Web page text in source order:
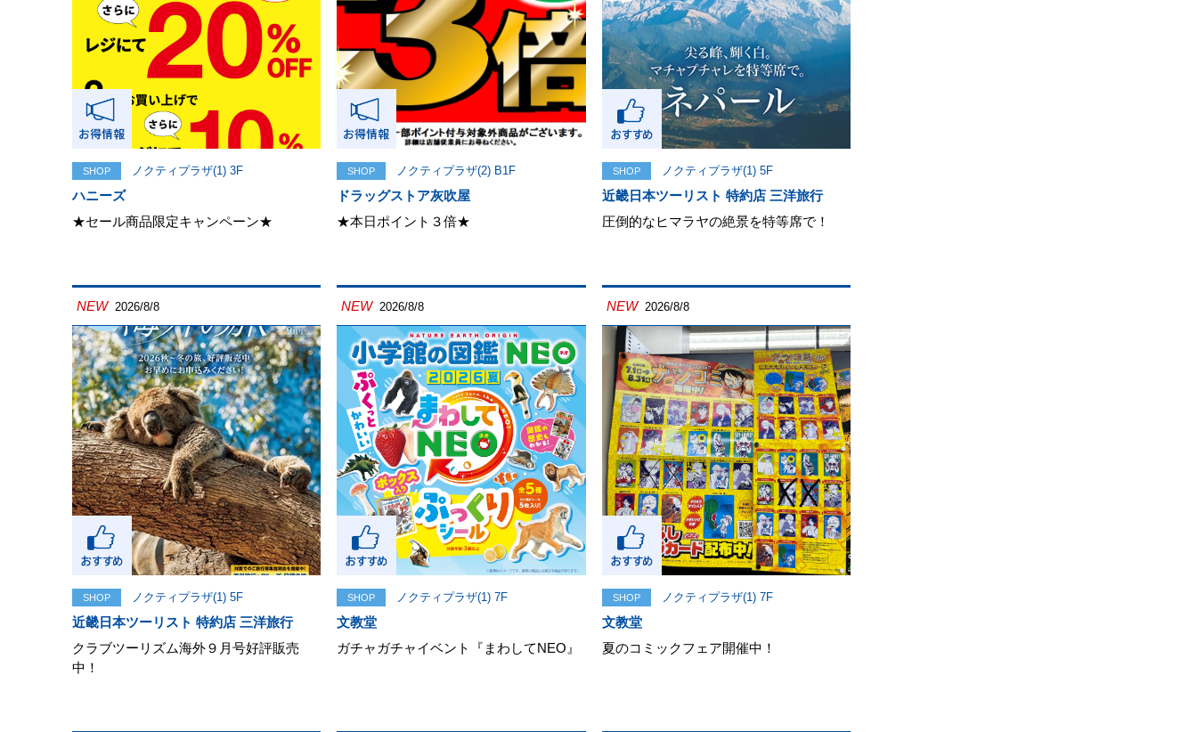
SHOP ノクティプラザ(1) 3F
ハニーズ
★セール商品限定キャンペーン★
SHOP ノクティプラザ(2) B1F
ドラッグストア灰吹屋
★本日ポイント３倍★
SHOP ノクティプラザ(1) 5F
近畿日本ツーリスト 特約店 三洋旅行
圧倒的なヒマラヤの絶景を特等席で！
NEW 2026/8/8
SHOP ノクティプラザ(1) 5F
近畿日本ツーリスト 特約店 三洋旅行
クラブツーリズム海外９月号好評販売
中！
NEW 2026/8/8
SHOP ノクティプラザ(1) 7F
文教堂
ガチャガチャイベント『まわしてNEO』
NEW 2026/8/8
SHOP ノクティプラザ(1) 7F
文教堂
夏のコミックフェア開催中！